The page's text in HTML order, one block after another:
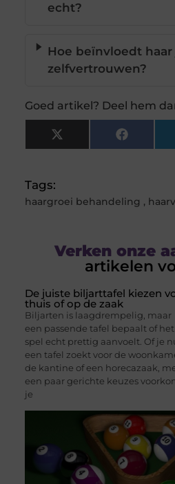
echt?
Hoe beïnvloedt
zelfvertrouwen?
Goed artikel? Deel hem
X
(Twitter)
Tags:
haargroei behandeling ,
Verken onze
artikelen
De juiste biljarttafel kiezen
thuis of op de zaak
Biljarten is laagdrempelig, maar
een passende tafel bepaalt of het
spel echt prettig aanvoelt. Of je
een tafel zoekt voor de
de kantine of een horecazaak,
een paar gerichte keuzes
je